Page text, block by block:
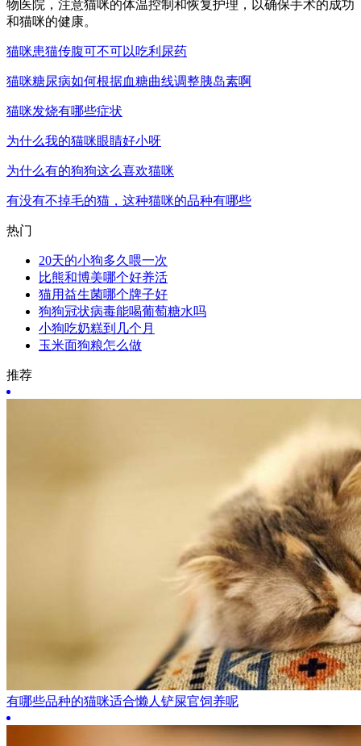
物医院，注意猫咪的体温控制和恢复护理，以确保手术的成功
和猫咪的健康。
猫咪患猫传腹可不可以吃利尿药
猫咪糖尿病如何根据血糖曲线调整胰岛素啊
猫咪发烧有哪些症状
为什么我的猫咪眼睛好小呀
为什么有的狗狗这么喜欢猫咪
有没有不掉毛的猫，这种猫咪的品种有哪些
热门
20天的小狗多久喂一次
比熊和博美哪个好养活
猫用益生菌哪个牌子好
狗狗冠状病毒能喝葡萄糖水吗
小狗吃奶糕到几个月
玉米面狗粮怎么做
推荐
有哪些品种的猫咪适合懒人铲屎官饲养呢